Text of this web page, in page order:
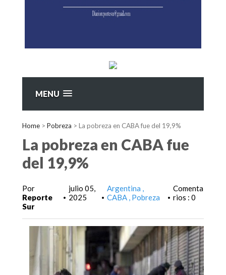
MENU
Home > Pobreza > La pobreza en CABA fue del 19,9%
La pobreza en CABA fue
del 19,9%
Por
Reporte
Sur
•
julio 05,
2025
•
Argentina
CABA Pobreza •
Comenta
rios : 0